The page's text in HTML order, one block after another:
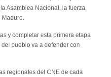
Asamblea Nacional, la fuerza
y completar esta primera etapa
pueblo va a defender con
regionales del CNE de cada